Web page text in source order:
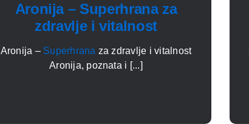
Aronija – Superhrana za
zdravlje i vitalnost
Aronija – Superhrana za zdravlje i vitalnost
Aronija, poznata i [...]